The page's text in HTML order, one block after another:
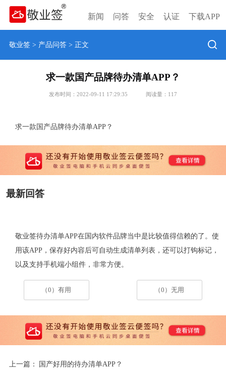
新闻 问答 安全 认证 下载APP
敬业签> 产品问答> 正文
求一款国产品牌待办清单APP？
发布时间：2022-09-11 17:29:35 阅读量： 117
求一款国产品牌待办清单APP？
最新回答
敬业签待办清单APP在国内软件品牌当中是比较值得信赖的了 。使
用该APP，保存好内容后可自动生成清单列表， 还可以打钩标记，
以及支持手机端小组件，非常方便。
（0）有用 （0）无用
上一篇： 国产好用的待办清单APP？